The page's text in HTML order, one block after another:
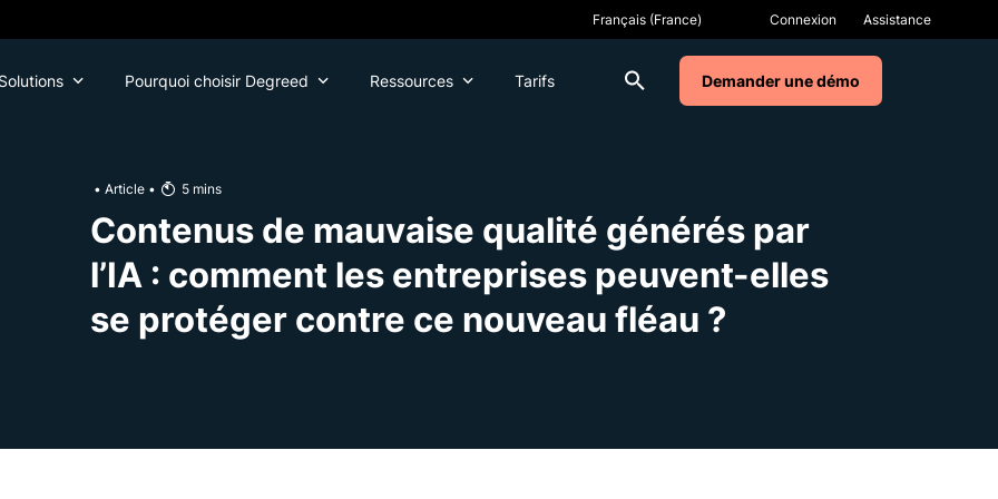
Connexion Assistance
Solutions Pourquoi choisir Degreed Ressources Tarifs Demander une démo
• Article • 5 mins
Contenus de mauvaise qualité générés par
l’IA : comment les entreprises peuvent-elles
se protéger contre ce nouveau fléau ?